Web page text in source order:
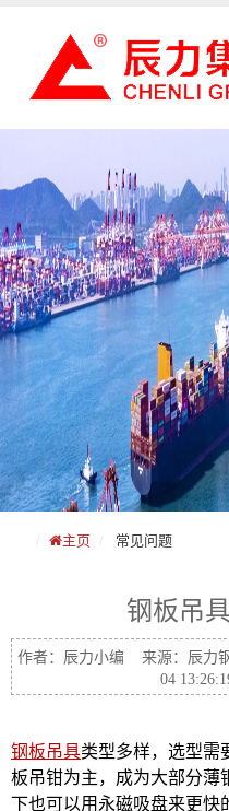
主页 常见问题
钢板吊
作者：辰力小编 来源：辰力
04
钢板吊具类型多样，选型需
板吊钳为主，成为大部分薄
下也可以用永磁吸盘来更快